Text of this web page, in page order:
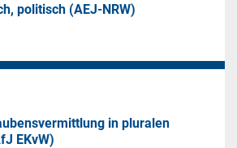
politisch (AEJ-NRW)
in pluralen
EKvW)